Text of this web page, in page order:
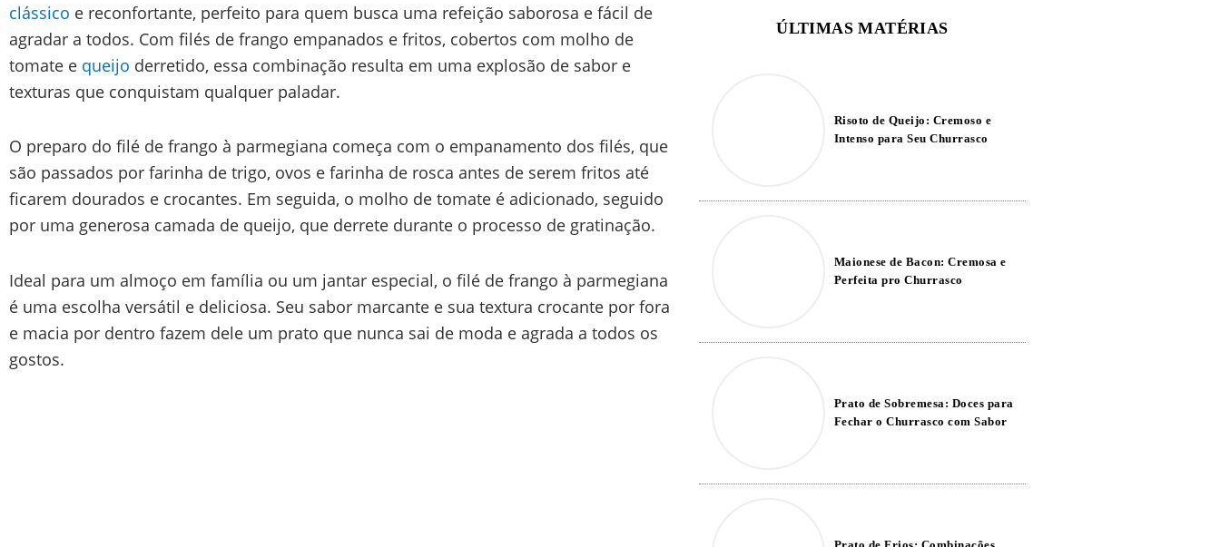
clássico e reconfortante, perfeito para quem busca uma refeição saborosa e fácil de
agradar a todos. Com filés de frango empanados e fritos, cobertos com molho de
tomate e queijo derretido, essa combinação resulta em uma explosão de sabor e
texturas que conquistam qualquer paladar.
O preparo do filé de frango à parmegiana começa com o empanamento dos filés, que
são passados por farinha de trigo, ovos e farinha de rosca antes de serem fritos até
ficarem dourados e crocantes. Em seguida, o molho de tomate é adicionado, seguido
por uma generosa camada de queijo, que derrete durante o processo de gratinação.
Ideal para um almoço em família ou um jantar especial, o filé de frango à parmegiana
é uma escolha versátil e deliciosa. Seu sabor marcante e sua textura crocante por fora
e macia por dentro fazem dele um prato que nunca sai de moda e agrada a todos os
gostos.
Risoto de Queijo: Cremoso e
Intenso para Seu Churrasco
Maionese de Bacon: Cremosa e
Perfeita pro Churrasco
Prato de Sobremesa: Doces para
Fechar o Churrasco com Sabor